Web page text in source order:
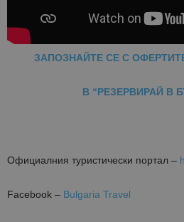
ЗАПОЗНАЙТЕ СЕ С ОФЕРТИТЕ
В “РЕЗЕРВИРАЙ В
Oфициалния туристически портал –
Facebook – Bulgaria Travel